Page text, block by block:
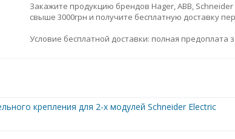
Закажите продукцию брендов Hager, ABB, Schneider
свыше 3000грн и получите бесплатную доставку
Условие бесплатной доставки: полная предоплата
крепления для 2-х модулей Schneider Electric